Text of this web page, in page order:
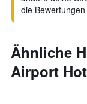
die
Ähnliche
Airport